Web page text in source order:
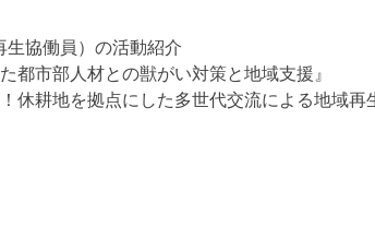
生協働員）の活動紹介
都市部人材との獣がい対策と地域支援』
耕地を拠点にした多世代交流による地域再